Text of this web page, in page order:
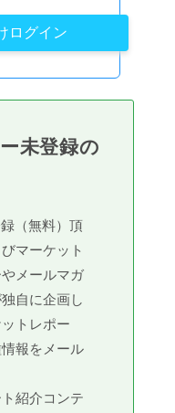
ログイン
未登録の
（無料）頂
マーケット
メールマガ
自に企画し
トレポー
報をメール
紹介コンテ